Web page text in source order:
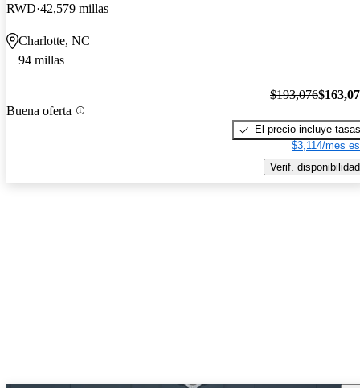
RWD 42,579 millas
Charlotte, NC
94 millas
Buena oferta
$193,076
El precio incluye tasas
$3,114/mes
Verif. disponibilidad